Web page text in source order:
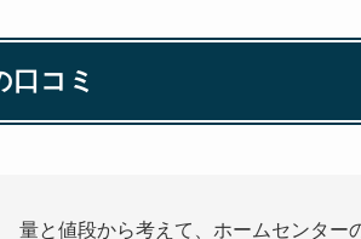
口コミ
量と値段から考えて、ホームセンター